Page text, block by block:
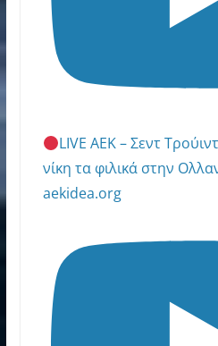
LIVE ΑΕΚ – Σεντ
νίκη τα φιλικά στην
aekidea.org